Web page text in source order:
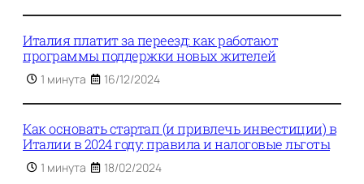
Италия платит за переезд: как работают
программы поддержки новых жителей
1 минута 16/12/2024
Как основать стартап (и привлечь инвестиции) в
Италии в 2024 году: правила и налоговые льготы
1 минута 18/02/2024